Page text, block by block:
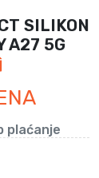
SILIKON
A27 5G
plaćanje